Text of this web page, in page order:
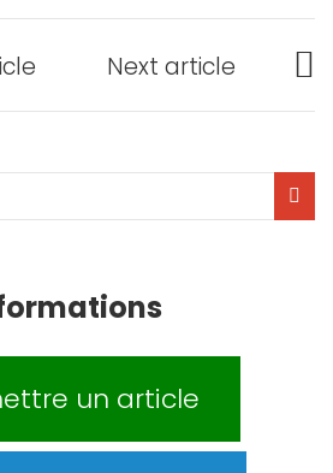
Next article
t
o
:
un article